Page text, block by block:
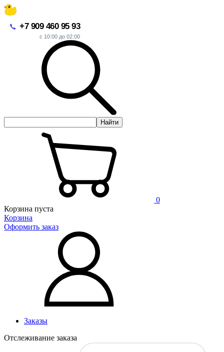
+7 909 460 95 93
с 10:00 до 02:00
Найти
0
Корзина пуста
Корзина
Оформить заказ
Заказы
Отслеживание заказа